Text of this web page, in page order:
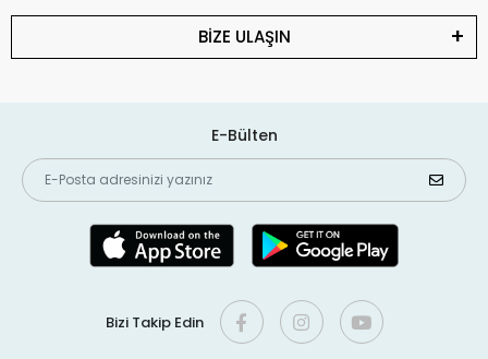
BİZE ULAŞIN
E-Bülten
Bizi Takip Edin